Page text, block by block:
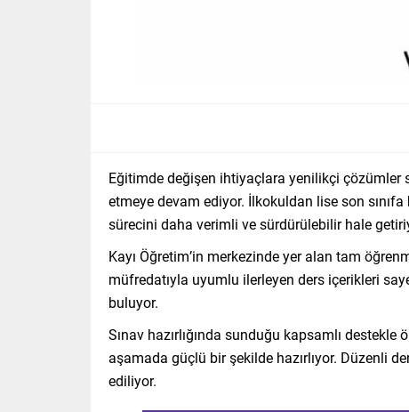
Eğitimde değişen ihtiyaçlara yenilikçi çözümler
etmeye devam ediyor. İlkokuldan lise son
sürecini daha verimli ve sürdürülebilir hale
Kayı Öğretim’in merkezinde yer alan tam
müfredatıyla uyumlu ilerleyen ders içerikleri
buluyor.
Sınav hazırlığında sunduğu kapsamlı
aşamada güçlü bir şekilde hazırlıyor. Düzenli
ediliyor.